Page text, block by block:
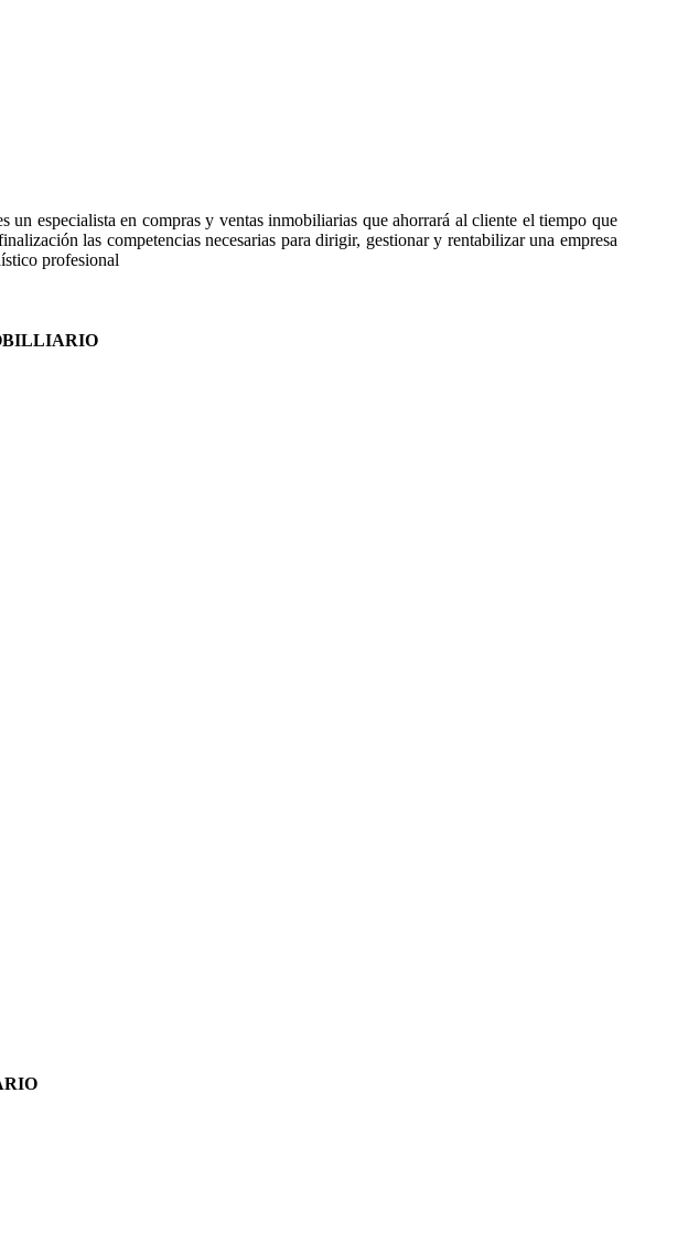
especialista en compras y ventas inmobiliarias que ahorrará al cliente el tiempo que
las competencias necesarias para dirigir, gestionar y rentabilizar una empresa
profesional